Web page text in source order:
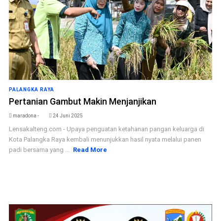
PALANGKA RAYA
Pertanian Gambut Makin Menjanjikan
maradona - 24 Juni 2025
Lensakalteng.com - Upaya penguatan ketahanan pangan keluarga di
Kota Palangka Raya kembali menunjukkan hasil nyata melalui panen
padi bersama yang ... Read More